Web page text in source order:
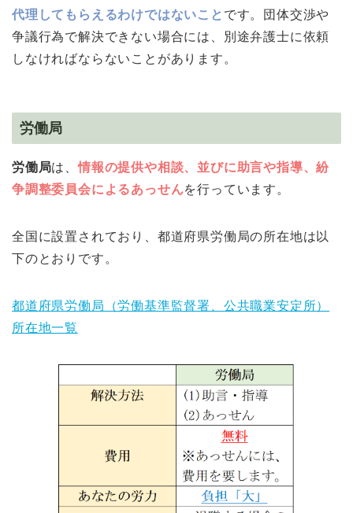
代理してもらえるわけではないこと です。団体交渉や
争議行為で解決できない場合には、別途弁護士に依頼
しなければならないことがあります。
労働局
労働局は、情報の提供や相談、並びに助言や指導、紛
争調整委員会によるあっせんを行っています。
全国に設置されており、都道府県労働局の所在地は以
下のとおりです。
都道府県労働局（労働基準監督署、公共職業安定所）
所在地一覧